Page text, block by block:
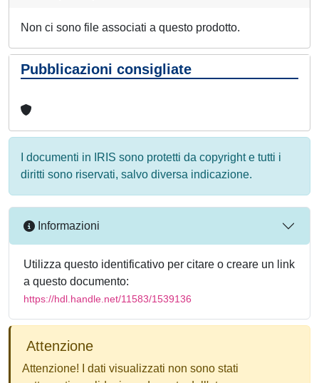
Non ci sono file associati a questo prodotto.
Pubblicazioni consigliate
I documenti in IRIS sono protetti da copyright e tutti i
diritti sono riservati, salvo diversa indicazione.
Informazioni
Utilizza questo identificativo per citare o creare un link
a questo documento:
https://hdl.handle.net/11583/1539136
Attenzione
Attenzione! I dati visualizzati non sono stati